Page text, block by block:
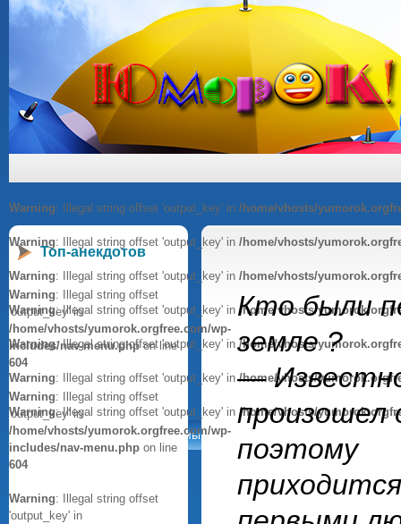
Warning: Illegal string offset 'output_key' in /home/vhosts/
Warning: Illegal string offset 'output_key' in /home/vhosts/
Warning: Illegal string offset 'output_key' in /home/vhosts/
Warning: Illegal string offset 'output_key' in/home/vhosts/
Warning: Illegal string offset 'output_key' in/home/vhosts/
Warning: Illegal string offset 'output_key' in/home/vhosts/
Warning: Illegal string offset 'output_key' in /home/vhosts/
Анекдоты Афоризмы
Топ-анекдотов
Warning: Illegal string offset
'output_key' in
/home/vhosts/yumorok.orgfree.com/wp-
includes/nav-menu.phpon line
604
Warning: Illegal string offset
'output_key' in
/home/vhosts/yumorok.orgfree.com/wp-
includes/nav-menu.php on line
604
Warning: Illegal string offset
'output_key' in
Кто были
земле ?
—
произошел
поэтому